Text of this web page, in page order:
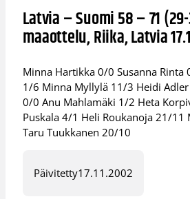
Latvia – Suomi 58 – 71
maaottelu, Riika, Latvia
Minna Hartikka 0/0 Susanna Rinta
1/6 Minna Myllylä 11/3 Heidi
0/0 Anu Mahlamäki 1/2 Heta
Puskala 4/1 Heli Roukanoja 21/11
Taru Tuukkanen 20/10
Päivitetty17.11.2002